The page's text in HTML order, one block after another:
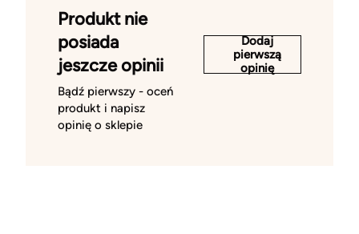
Produkt nie
posiada
jeszcze opinii
Bądź pierwszy - oceń
produkt i napisz
opinię o sklepie
Dodaj
pierwszą
opinię